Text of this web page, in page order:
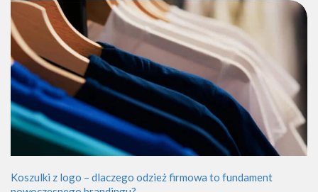
Koszulki z logo – dlaczego odzież firmowa to fundament